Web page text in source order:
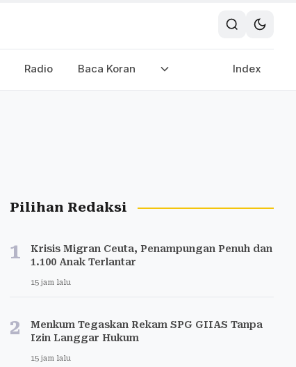
Radio Baca Koran Index
Pilihan Redaksi
1
Krisis Migran Ceuta, Penampungan Penuh dan
1.100 Anak Terlantar
15 jam lalu
2
Menkum Tegaskan Rekam SPG GIIAS Tanpa
Izin Langgar Hukum
15 jam lalu